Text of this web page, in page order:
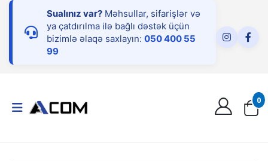
Sualınız var? Məhsullar, sifarişlər və
ya çatdırılma ilə bağlı dəstək üçün
bizimlə əlaqə saxlayın: 050 400 55
99
0